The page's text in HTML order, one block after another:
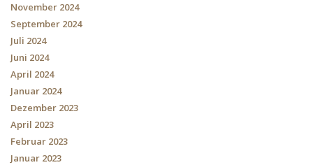
November 2024
September 2024
Juli 2024
Juni 2024
April 2024
Januar 2024
Dezember 2023
April 2023
Februar 2023
Januar 2023